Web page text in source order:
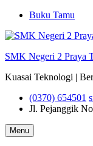
Buku Tamu
SMK Negeri 2 Praya
Kuasai Teknologi |
(0370) 654501
Jl. Pejanggik
Menu